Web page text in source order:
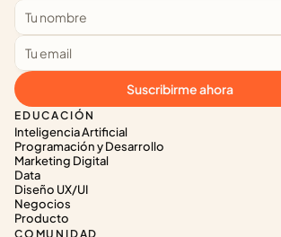
EDUCACIÓN
Inteligencia Artificial
Programación y Desarrollo
Marketing Digital
Data
Diseño UX/UI
Negocios
Producto
COMUNIDAD
Suscribirme ahora